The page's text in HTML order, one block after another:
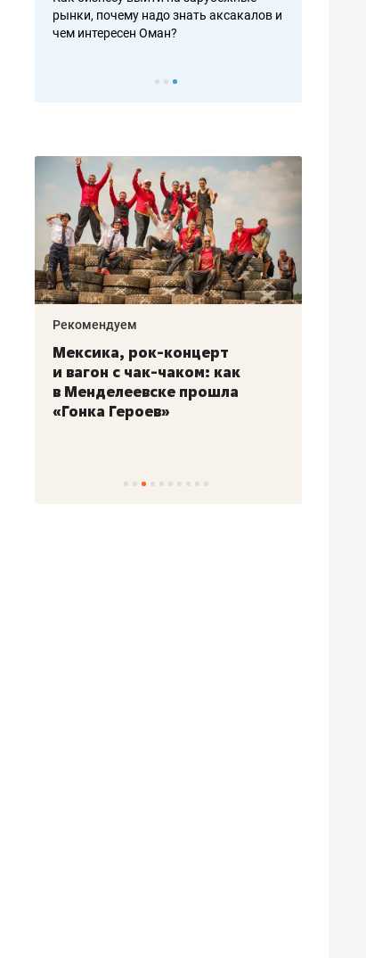
рынки, почему надо знать аксакалов и
чем интересен Оман?
Рекомендуем
Мексика, рок-концерт
и вагон с чак-чаком: как
в Менделеевске прошла
«Гонка Героев»